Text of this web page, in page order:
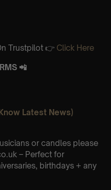
Trustpilot 👉 Click Here
📲
Latest News)
or candles please
– Perfect for
birthdays + any